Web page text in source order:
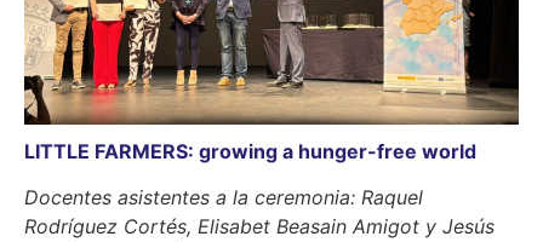
LITTLE FARMERS: growing a hunger-free world
Docentes asistentes a la ceremonia: Raquel
Rodríguez Cortés, Elisabet Beasain Amigot y Jesús